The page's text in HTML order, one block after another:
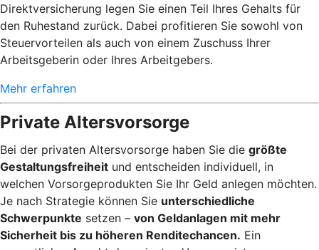
Direktversicherung legen Sie einen Teil Ihres Gehalts für
den Ruhestand zurück. Dabei profitieren Sie sowohl von
Steuervorteilen als auch von einem Zuschuss Ihrer
Arbeitsgeberin oder Ihres Arbeitgebers.
Mehr erfahren
Private Altersvorsorge
Bei der privaten Altersvorsorge haben Sie die größte
Gestaltungsfreiheit und entscheiden individuell, in
welchen Vorsorgeprodukten Sie Ihr Geld anlegen möchten.
Je nach Strategie können Sie unterschiedliche
Schwerpunkte setzen – von Geldanlagen mit mehr
Sicherheit bis zu höheren Renditechancen. Ein